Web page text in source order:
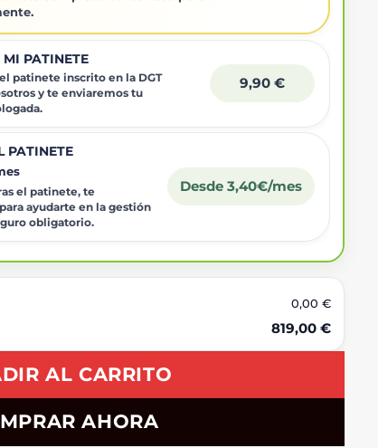
PATINETE
patinete inscrito en la DGT
y te enviaremos tu
9,90 €
PATINETE
el patinete, te
ayudarte en la gestión
obligatorio.
Desde 3,40€/mes
0,00 €
819,00 €
AL CARRITO
AHORA